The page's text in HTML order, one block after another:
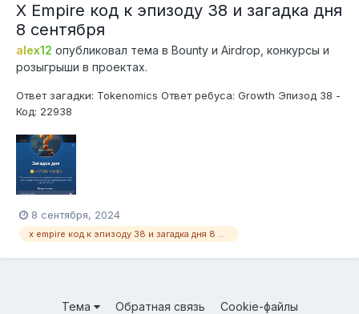
X Empire код к эпизоду 38 и загадка дня
8 сентября
alex12 опубликовал тема в Bounty и Airdrop, конкурсы и
розыгрыши в проектах.
Ответ загадки: Tokenomics Ответ ребуса: Growth Эпизод 38 -
Код: 22938
8 сентября, 2024
Тема Обратная связь Cookie-файлы